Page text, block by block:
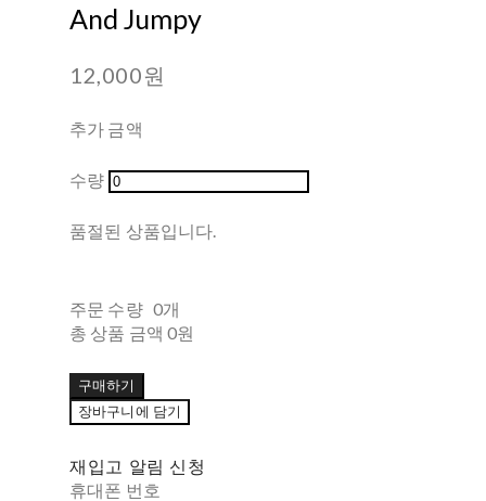
And Jumpy
12,000원
추가 금액
수량
품절된 상품입니다.
주문 수량 0개
총 상품 금액 0원
구매하기
장바구니에 담기
재입고 알림 신청
휴대폰 번호